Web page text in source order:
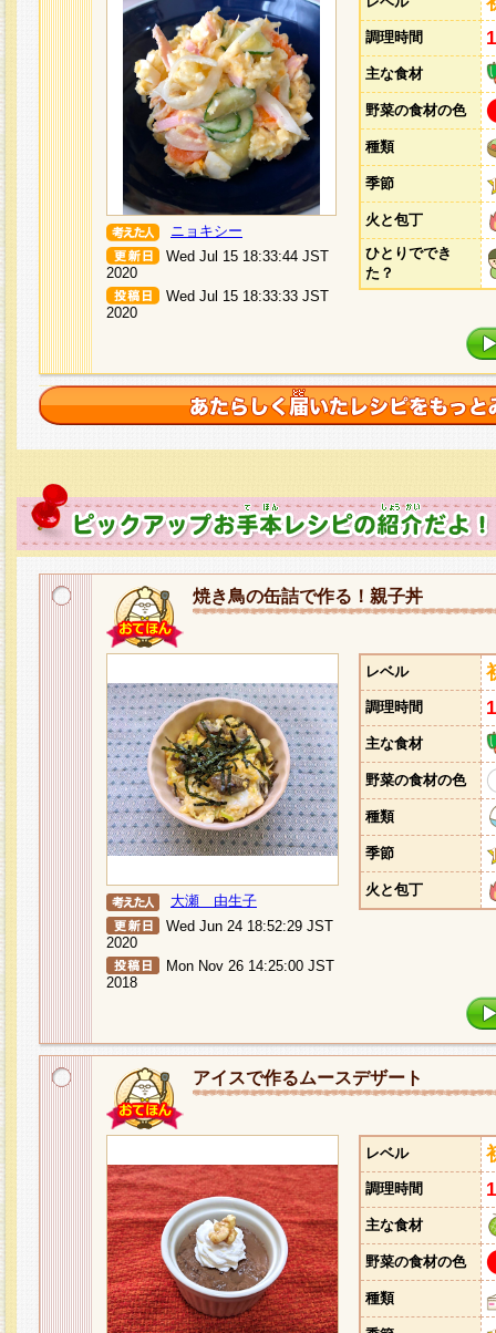
ニョキシー
Wed Jul 15 18:33:44 JST
2020
Wed Jul 15 18:33:33 JST
2020
調理時間
主な食材
野菜の食材の色
種類
季節
火と包丁
ひとりででき
た？
焼き鳥の缶詰で作る！親子丼
大瀬 由生子
Wed Jun 24 18:52:29 JST
2020
Mon Nov 26 14:25:00 JST
2018
レベル
調理時間
主な食材
野菜の食材の色
種類
季節
火と包丁
アイスで作るムースデザート
レベル
調理時間
主な食材
野菜の食材の色
種類